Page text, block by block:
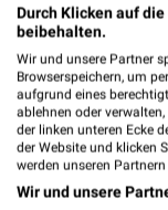
Durch Klicken auf
beibehalten.
Wir und unsere Partner
Browserspeichern, um
aufgrund eines
ablehnen oder
der linken unteren Ecke
der Website und klicken
werden unseren
Wir und unsere